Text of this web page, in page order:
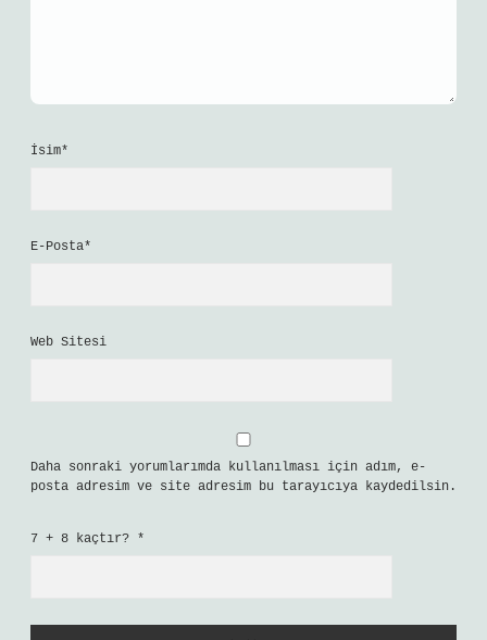
İsim*
E-Posta*
Web Sitesi
Daha sonraki yorumlarımda kullanılması için adım, e-
posta adresim ve site adresim bu tarayıcıya kaydedilsin.
7 + 8 kaçtır? *